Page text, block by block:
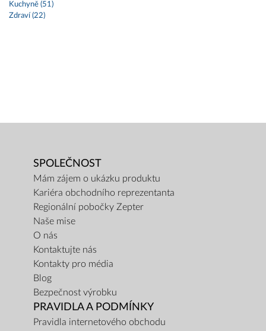
Kuchyně (51)
Zdraví (22)
SPOLEČNOST
Mám zájem o ukázku produktu
Kariéra obchodního reprezentanta
Regionální pobočky Zepter
Naše mise
O nás
Kontaktujte nás
Kontakty pro média
Blog
Bezpečnost výrobku
PRAVIDLA A PODMÍNKY
Pravidla internetového obchodu